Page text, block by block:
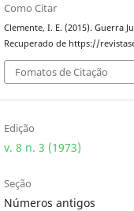
Como Citar
Clemente, I. E. (2015). Guerra
Recuperado de https://
Fomatos de Citação
Edição
v. 8 n. 3 (1973)
Seção
Números antigos